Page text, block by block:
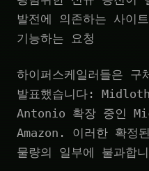
발전에 의존하는 사
기능하는 요청
하이퍼스케일러들은 구
발표했습니다:
Antonio 확장 중인
Amazon. 이러한 확정
물량의 일부에 불과합